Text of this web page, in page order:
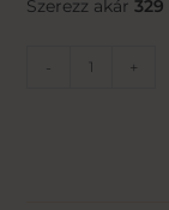
Szerezz akár329
- +